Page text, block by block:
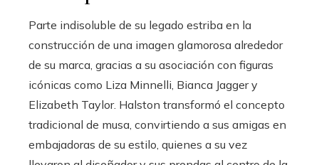
Parte indisoluble de su legado estriba en la
construcción de una imagen glamorosa alrededor
de su marca, gracias a su asociación con figuras
icónicas como Liza Minnelli, Bianca Jagger y
Elizabeth Taylor. Halston transformó el concepto
tradicional de musa, convirtiendo a sus amigas en
embajadoras de su estilo, quienes a su vez